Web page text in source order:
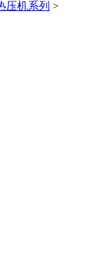
压机系列 >